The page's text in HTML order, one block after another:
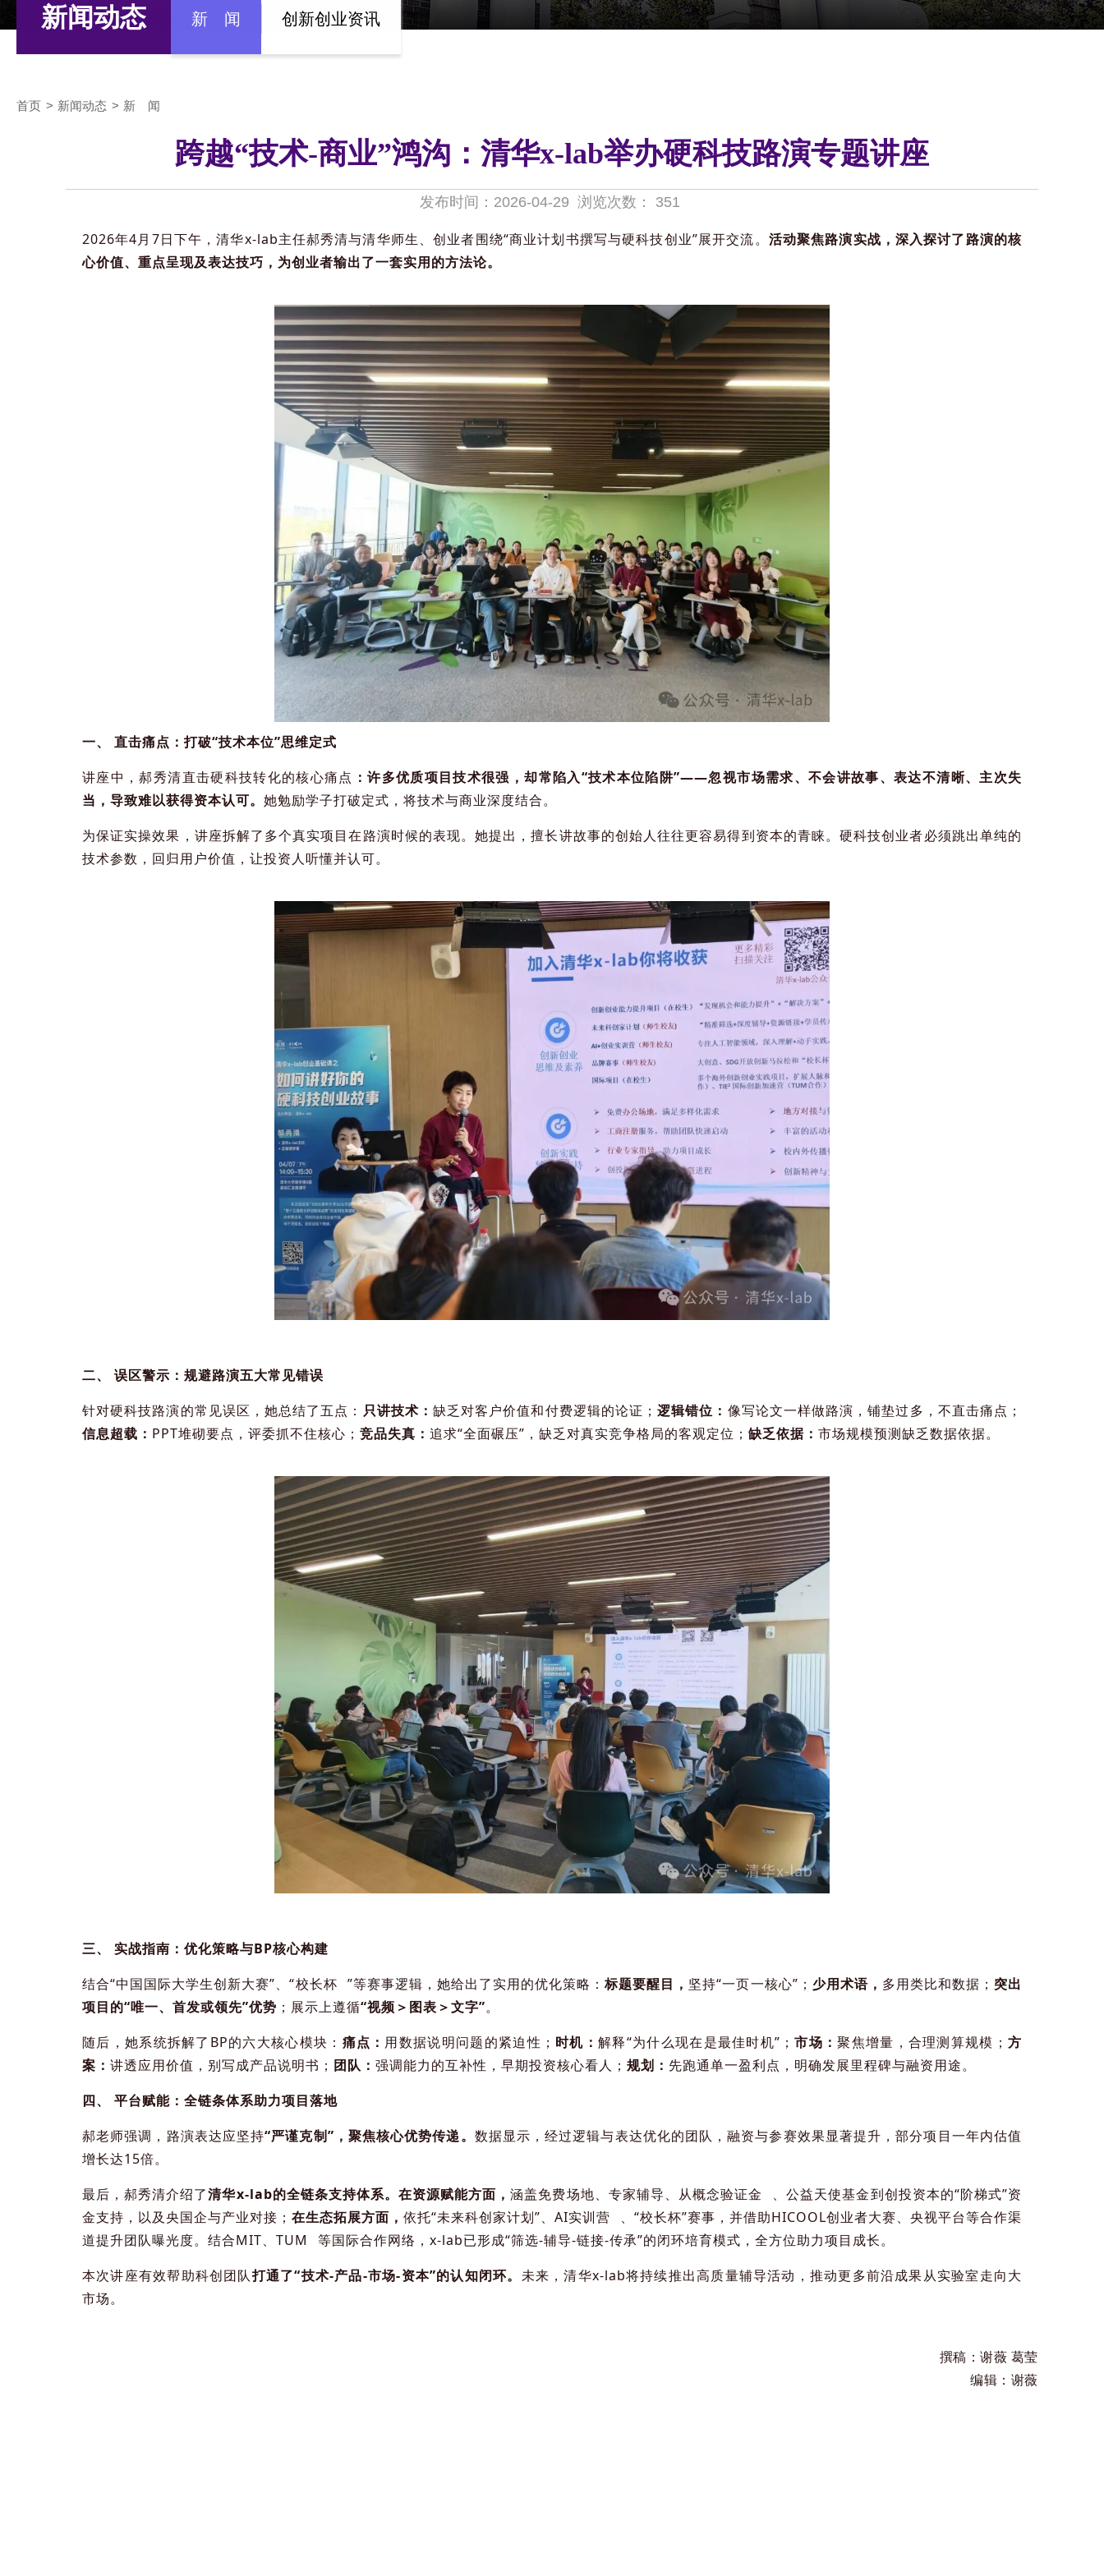
新闻动态 新 闻 创新创业资讯
首页 新闻动态 新 闻
跨越“技术-商业”鸿沟：清华x-lab举办硬科技路演专题讲座
发布时间：2026-04-29 浏览次数： 351
2026年4月7日下午，清华x-lab主任郝秀清与清华师生、创业者围绕“商业计划书撰写与硬科技创业”展开交流。 活动聚焦路演实战，深入探讨了路演的核
心价值、重点呈现及表达技巧，为创业者输出了一套实用的方法论。
一、 直击痛点：打破“技术本位”思维定式
讲座中，郝秀清直击硬科技转化的核心痛点 ：许多优质项目技术很强，却常陷入“技术本位陷阱”——忽视市场需求、不会讲故事、表达不清晰、主次失
当，导致难以获得资本认可。 她勉励学子打破定式，将技术与商业深度结合。
为保证实操效果，讲座拆解了多个真实项目在路演时候的表现。她提出，擅长讲故事的创始人往往更容易得到资本的青睐。硬科技创业者必须跳出单纯的
技术参数，回归用户价值，让投资人听懂并认可。
二、 误区警示：规避路演五大常见错误
针对硬科技路演的常见误区，她总结了五点： 只讲技术： 缺乏对客户价值和付费逻辑的论证；逻辑错位： 像写论文一样做路演，铺垫过多，不直击痛点；
信息超载： PPT堆砌要点，评委抓不住核心； 竞品失真： 追求“全面碾压”，缺乏对真实竞争格局的客观定位； 缺乏依据： 市场规模预测缺乏数据依据。
三、 实战指南：优化策略与BP核心构建
结合“中国国际大学生创新大赛”、“校长杯 ”等赛事逻辑，她给出了实用的优化策略：标题要醒目， 坚持“一页一核心”； 少用术语， 多用类比和数据； 突出
项目的“唯一、首发或领先”优势 ；展示上遵循“视频＞图表＞文字”。
随后，她系统拆解了BP的六大核心模块： 痛点： 用数据说明问题的紧迫性； 时机：解释“为什么现在是最佳时机”；市场：聚焦增量，合理测算规模； 方
案： 讲透应用价值，别写成产品说明书； 团队： 强调能力的互补性，早期投资核心看人； 规划： 先跑通单一盈利点，明确发展里程碑与融资用途。
四、 平台赋能：全链条体系助力项目落地
郝老师强调，路演表达应坚持“严谨克制”，聚焦核心优势传递。 数据显示，经过逻辑与表达优化的团队，融资与参赛效果显著提升，部分项目一年内估值
增长达15倍。
最后，郝秀清介绍了清华x-lab的全链条支持体系。 在资源赋能方面，涵盖免费场地、专家辅导、从概念验证金
、公益天使基金到创投资本的“阶梯式”资
金支持，以及央国企与产业对接； 在生态拓展方面， 依托“未来科创家计划”、 AI实训营
、“校长杯”赛事，并借助HICOOL创业者大赛、央视平台等合作渠
道提升团队曝光度。结合MIT、 TUM
等国际合作网络，x-lab已形成“筛选-辅导-链接-传承”的闭环培育模式，全方位助力项目成长。
本次讲座有效帮助科创团队打通了“技术-产品-市场-资本”的认知闭环。 未来，清华x-lab将持续推出高质量辅导活动，推动更多前沿成果从实验室走向大
市场。
撰稿：谢薇 葛莹
编辑：谢薇